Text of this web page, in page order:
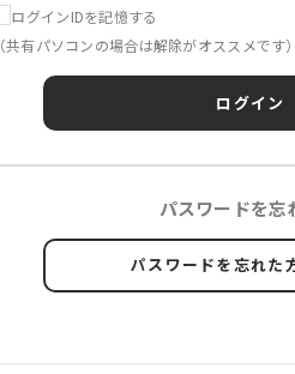
ログインIDを記憶する
（共有パソコンの場合は解除がオススメです）
ログイン
パスワードを忘
パスワードを忘れた